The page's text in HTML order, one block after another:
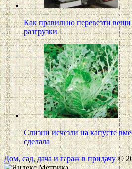
Как правильно перевезти
разгрузки
Слизни исчезли на капусте
сделала
Дом, сад, дача и гараж в придачу©